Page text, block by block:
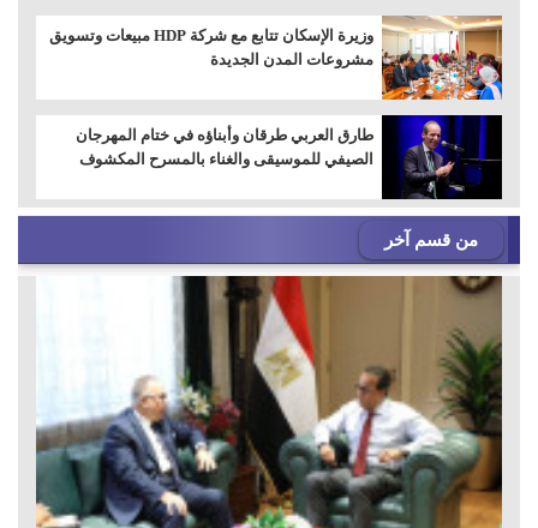
وزيرة الإسكان تتابع مع شركة HDP مبيعات وتسويق
مشروعات المدن الجديدة
طارق العربي طرقان وأبناؤه في ختام المهرجان
الصيفي للموسيقى والغناء بالمسرح المكشوف
من قسم آخر